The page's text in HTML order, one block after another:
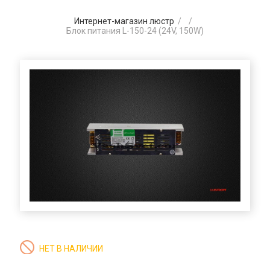
Интернет-магазин люстр /
/
Блок питания L-150-24 (24V, 150W)
НЕТ В НАЛИЧИИ